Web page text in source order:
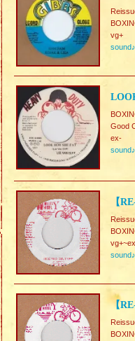
vg+
sound♪
Good
ex-
sound♪
【
sound♪
【